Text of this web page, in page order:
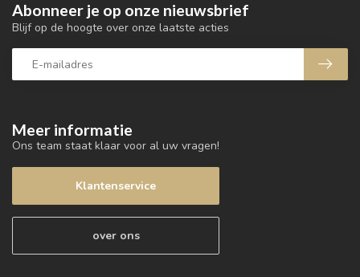
Meer informatie
Ons team staat klaar voor al uw vragen!
Klantenservice
over ons
Abonneer je op onze nieuwsbrief
Blijf op de hoogte over onze laatste acties